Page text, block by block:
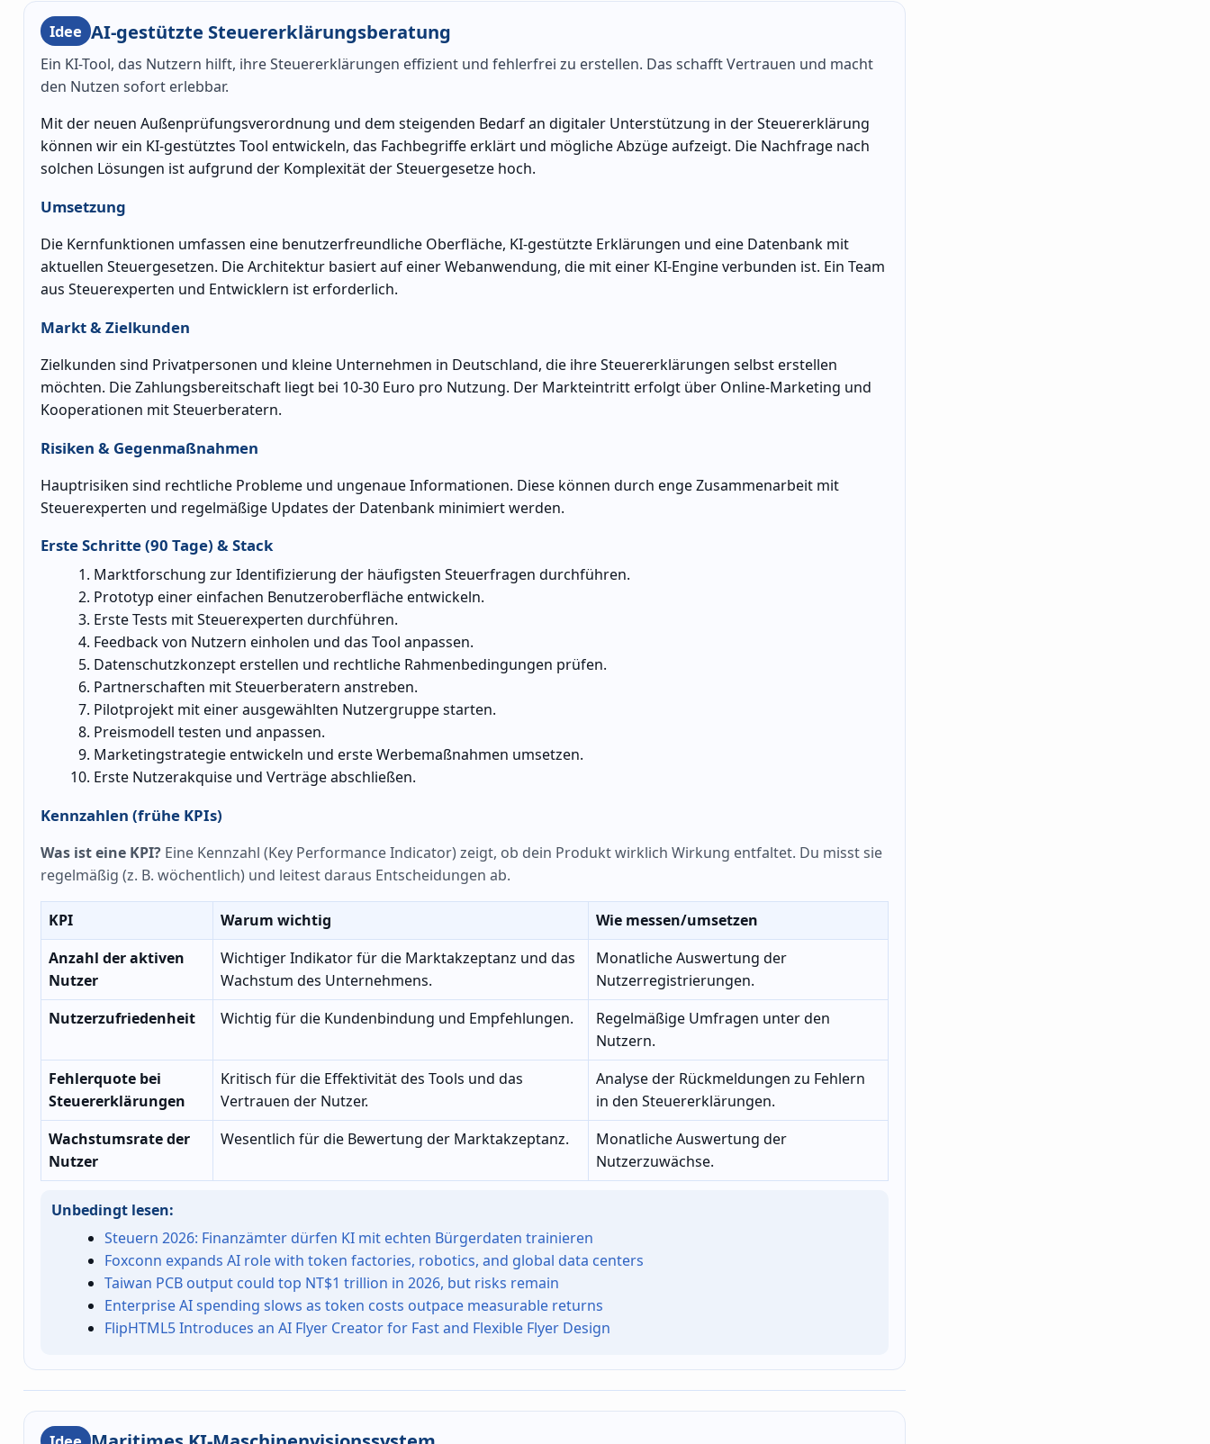
Idee AI-gestützte Steuererklärungsberatung
Ein KI-Tool, das Nutzern hilft, ihre Steuererklärungen effizient und fehlerfrei zu erstellen. Das schafft Vertrauen und macht
den Nutzen sofort erlebbar.
Mit der neuen Außenprüfungsverordnung und dem steigenden Bedarf an digitaler Unterstützung in der Steuererklärung
können wir ein KI-gestütztes Tool entwickeln, das Fachbegriffe erklärt und mögliche Abzüge aufzeigt. Die Nachfrage nach
solchen Lösungen ist aufgrund der Komplexität der Steuergesetze hoch.
Umsetzung
Die Kernfunktionen umfassen eine benutzerfreundliche Oberfläche, KI-gestützte Erklärungen und eine Datenbank mit
aktuellen Steuergesetzen. Die Architektur basiert auf einer Webanwendung, die mit einer KI-Engine verbunden ist. Ein Team
aus Steuerexperten und Entwicklern ist erforderlich.
Markt & Zielkunden
Zielkunden sind Privatpersonen und kleine Unternehmen in Deutschland, die ihre Steuererklärungen selbst erstellen
möchten. Die Zahlungsbereitschaft liegt bei 10-30 Euro pro Nutzung. Der Markteintritt erfolgt über Online-Marketing und
Kooperationen mit Steuerberatern.
Risiken & Gegenmaßnahmen
Hauptrisiken sind rechtliche Probleme und ungenaue Informationen. Diese können durch enge Zusammenarbeit mit
Steuerexperten und regelmäßige Updates der Datenbank minimiert werden.
Erste Schritte (90 Tage) & Stack
Marktforschung zur Identifizierung der häufigsten Steuerfragen durchführen.
Prototyp einer einfachen Benutzeroberfläche entwickeln.
Erste Tests mit Steuerexperten durchführen.
Feedback von Nutzern einholen und das Tool anpassen.
Datenschutzkonzept erstellen und rechtliche Rahmenbedingungen prüfen.
Partnerschaften mit Steuerberatern anstreben.
Pilotprojekt mit einer ausgewählten Nutzergruppe starten.
Preismodell testen und anpassen.
Marketingstrategie entwickeln und erste Werbemaßnahmen umsetzen.
Erste Nutzerakquise und Verträge abschließen.
Kennzahlen (frühe KPIs)
Was ist eine KPI? Eine Kennzahl (Key Performance Indicator) zeigt, ob dein Produkt wirklich Wirkung entfaltet. Du misst sie
regelmäßig (z. B. wöchentlich) und leitest daraus Entscheidungen ab.
KPI Warum wichtig
Wie messen/umsetzen
Anzahl der aktiven
Nutzer
Wichtiger Indikator für die Marktakzeptanz und das
Wachstum des Unternehmens.
Monatliche Auswertung der
Nutzerregistrierungen.
Nutzerzufriedenheit
Wichtig für die Kundenbindung und Empfehlungen.
Regelmäßige Umfragen unter den
Nutzern.
Fehlerquote bei
Steuererklärungen
Kritisch für die Effektivität des Tools und das
Vertrauen der Nutzer.
Analyse der Rückmeldungen zu Fehlern
in den Steuererklärungen.
Wachstumsrate der
Nutzer
Wesentlich für die Bewertung der Marktakzeptanz.
Monatliche Auswertung der
Nutzerzuwächse.
Unbedingt lesen:
Steuern 2026: Finanzämter dürfen KI mit echten Bürgerdaten trainieren
Foxconn expands AI role with token factories, robotics, and global data centers
Taiwan PCB output could top NT$1 trillion in 2026, but risks remain
Enterprise AI spending slows as token costs outpace measurable returns
FlipHTML5 Introduces an AI Flyer Creator for Fast and Flexible Flyer Design